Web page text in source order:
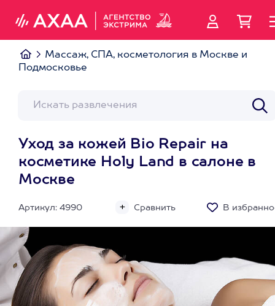
Массаж, СПА, косметология в Москве и
Подмосковье
Уход за кожей Bio Repair на
косметике Holy Land в салоне в
Москве
Артикул: 4990 Сравнить В